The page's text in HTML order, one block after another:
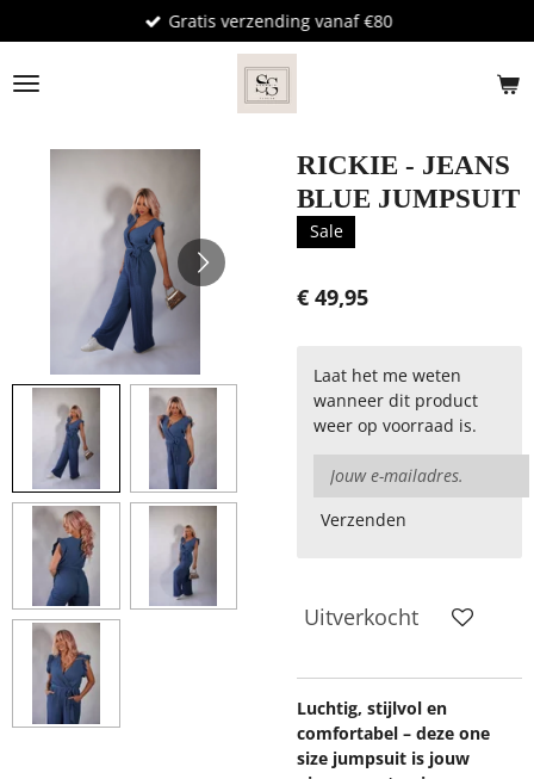
direct
naar
de
Gratis verzending vanaf €80
RICKIE - JEANS
BLUE JUMPSUIT
Sale
€ 49,95
Laat het me weten
wanneer dit product
weer op voorraad is.
Verzenden
Uitverkocht
Luchtig, stijlvol en
comfortabel – deze one
size jumpsuit is jouw